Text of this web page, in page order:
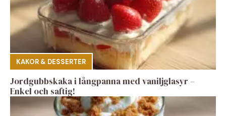
KAKOR & DESSERTER
Jordgubbskaka i långpanna med vaniljglasyr –
Enkel och saftig!